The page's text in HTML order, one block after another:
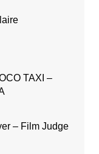
TAXI –
– Film Judge